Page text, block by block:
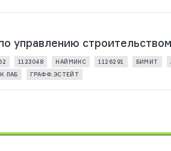
управлению
1123048 НАЙМИКС 1126291 БИМИТ
ЛАБ ГРАФФ.ЭСТЕЙТ